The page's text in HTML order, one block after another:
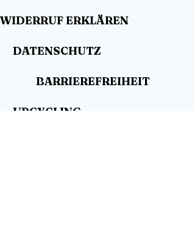
WIDERRUF ERKLÄREN
DATENSCHUTZ
BARRIEREFREIHEIT
UPCYCLING